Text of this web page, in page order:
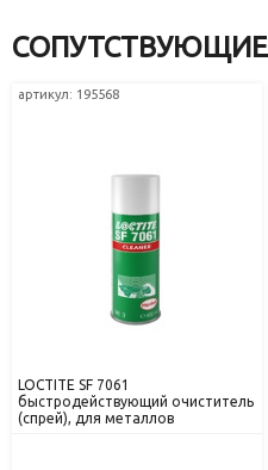
артикул: 195568
LOCTITE SF 7061
быстродействующий очиститель
(спрей), для металлов